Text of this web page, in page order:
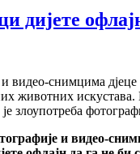
офлајн
видео-снимцима
животних
је злоупотреба
и видео-